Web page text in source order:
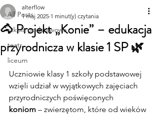
All Posts
szkoła podstawowa
teatr
liceum
🐴 Projekt „Konie” – edukacja
przyrodnicza w klasie 1 SP 🌿
alterflow
1 maj 2025 1 minut(y) czytania
Uczniowie klasy 1 szkoły podstawowej
wzięli udział w wyjątkowych zajęciach
przyrodniczych poświęconych
koniom – zwierzętom, które od wieków